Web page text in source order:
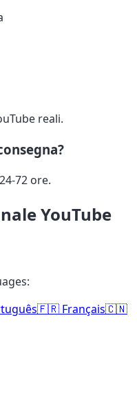
reali.
72 ore.
YouTube
🇫🇷 Français🇨🇳